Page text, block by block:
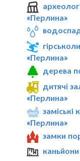
«Перлина»
«Перлина»
дерева
дитячі
«Перлина»
«Перлина»
замки